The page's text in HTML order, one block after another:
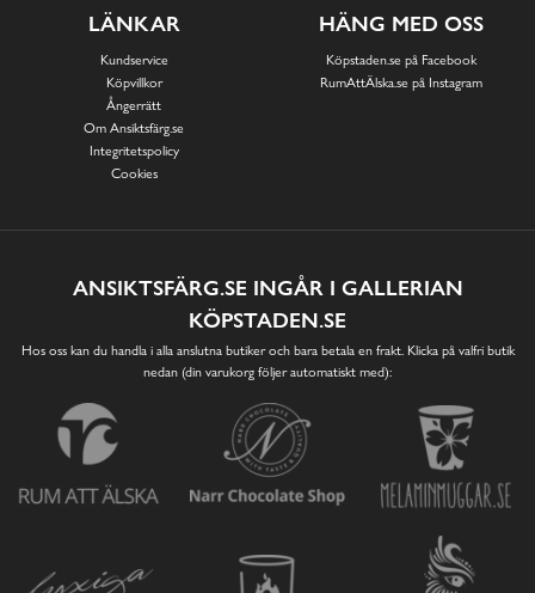
LÄNKAR
Kundservice
Köpvillkor
Ångerrätt
Om Ansiktsfärg.se
Integritetspolicy
Cookies
HÄNG MED OSS
Köpstaden.se på Facebook
RumAttÄlska.se på Instagram
ANSIKTSFÄRG.SE INGÅR I GALLERIAN
KÖPSTADEN.SE
Hos oss kan du handla i alla anslutna butiker och bara betala en frakt. Klicka på valfri butik
nedan (din varukorg följer automatiskt med):